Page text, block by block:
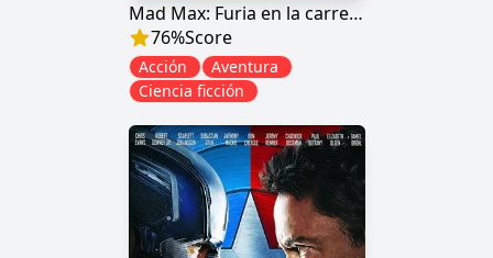
Mad Max: Furia en la carretera
76%Score
Acción
Aventura
Ciencia ficción